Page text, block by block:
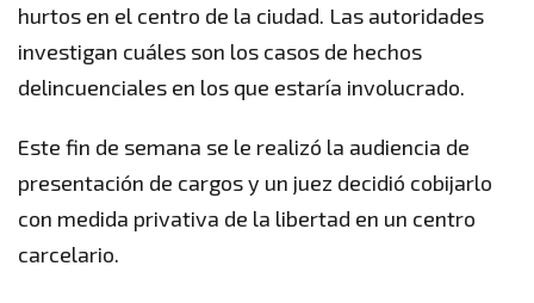
hurtos en el centro de la ciudad. Las autoridades
investigan cuáles son los casos de hechos
delincuenciales en los que estaría involucrado.
Este fin de semana se le realizó la audiencia de
presentación de cargos y un juez decidió cobijarlo
con medida privativa de la libertad en un centro
carcelario.